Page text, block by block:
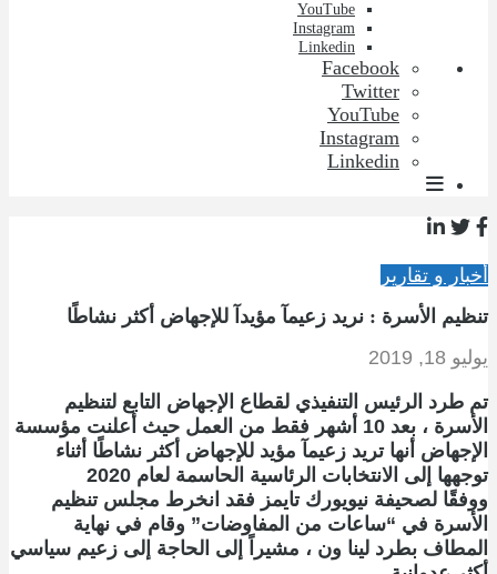
YouTube
Instagram
Linkedin
Facebook
Twitter
YouTube
Instagram
Linkedin
أخبار و تقارير
تنظيم الأسرة : نريد زعيمآ مؤيدآ للإجهاض أكثر نشاطًا
يوليو 18, 2019
تم طرد الرئيس التنفيذي لقطاع الإجهاض التابع لتنظيم
الأسرة ، بعد 10 أشهر فقط من العمل حيث أعلنت مؤسسة
الإجهاض أنها تريد زعيمآ مؤيد للإجهاض أكثر نشاطًا أثناء
توجهها إلى الانتخابات الرئاسية الحاسمة لعام 2020
ووفقًا لصحيفة نيويورك تايمز فقد انخرط مجلس تنظيم
الأسرة في “ساعات من المفاوضات” وقام في نهاية
المطاف بطرد لينا ون ، مشيراً إلى الحاجة إلى زعيم سياسي